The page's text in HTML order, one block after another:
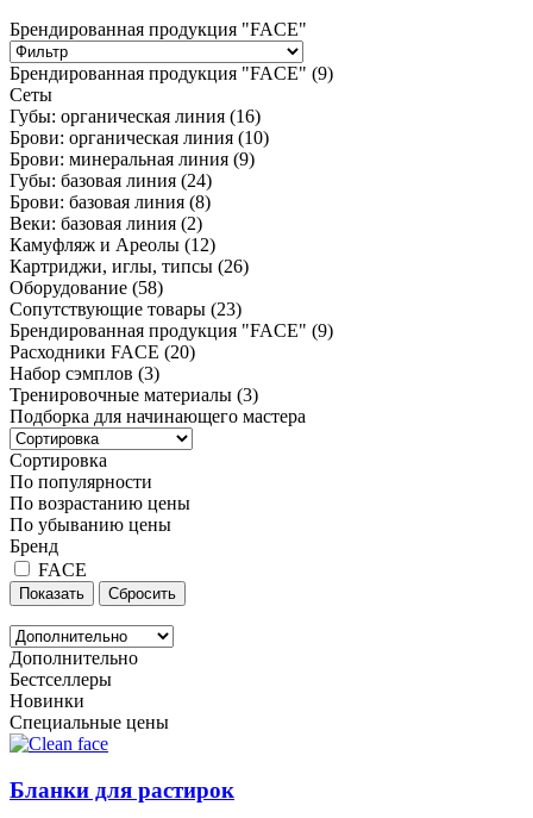
Брендированная продукция "FACE"
Брендированная продукция "FACE" (9)
Сеты
Губы: органическая линия (16)
Брови: органическая линия (10)
Брови: минеральная линия (9)
Губы: базовая линия (24)
Брови: базовая линия (8)
Веки: базовая линия (2)
Камуфляж и Ареолы (12)
Картриджи, иглы, типсы (26)
Оборудование (58)
Сопутствующие товары (23)
Брендированная продукция "FACE" (9)
Расходники FACE (20)
Набор сэмплов (3)
Тренировочные материалы (3)
Подборка для начинающего мастера
Сортировка
По популярности
По возрастанию цены
По убыванию цены
Бренд
FACE
Дополнительно
Бестселлеры
Новинки
Специальные цены
Бланки для растирок